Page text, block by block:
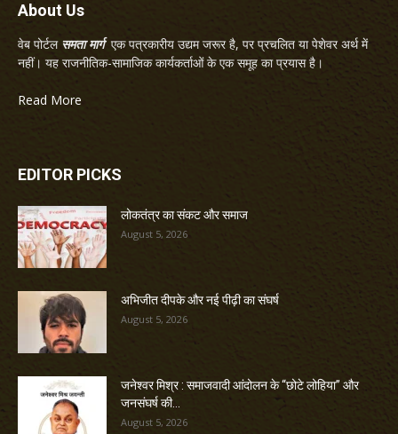
About Us
वेब पोर्टल समता मार्गएक पत्रकारीय उद्यम जरूर है, पर प्रचलित या पेशेवर अर्थ में
नहीं। यह राजनीतिक-सामाजिक कार्यकर्ताओं के एक समूह का प्रयास है।
Read More
EDITOR PICKS
लोकतंत्र का संकट और समाज
August 5, 2026
अभिजीत दीपके और नई पीढ़ी का संघर्ष
August 5, 2026
जनेश्वर मिश्र : समाजवादी आंदोलन के “छोटे लोहिया” और
जनसंघर्ष की...
August 5, 2026